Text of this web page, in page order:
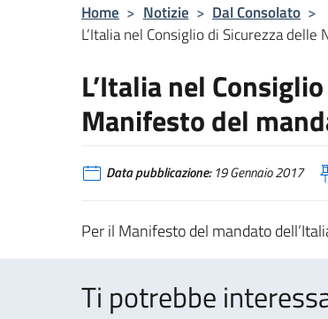
Home > Notizie > Dal Consolato >
L’Italia nel Consiglio di Sicurezza
L’Italia nel
Manifesto del
Data pubblicazione:19 Gennaio 2017
Per il Manifesto del mandato
Ti potrebbe